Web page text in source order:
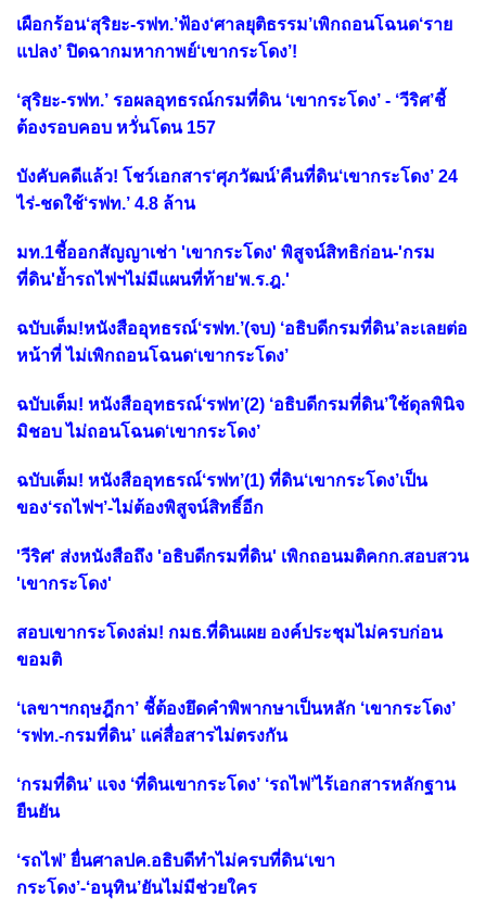
เผือกร้อน‘สุริยะ-รฟท.’ฟ้อง‘ศาลยุติธรรม’เพิกถอนโฉนด‘ราย
แปลง’ ปิดฉากมหากาพย์‘เขากระโดง’!
‘สุริยะ-รฟท.’ รอผลอุทธรณ์กรมที่ดิน ‘เขากระโดง’ - ‘วีริศ’ชี้
ต้องรอบคอบ หวั่นโดน 157
บังคับคดีแล้ว! โชว์เอกสาร‘ศุภวัฒน์’คืนที่ดิน‘เขากระโดง’ 24
ไร่-ชดใช้‘รฟท.’ 4.8 ล้าน
มท.1ชี้ออกสัญญาเช่า 'เขากระโดง' พิสูจน์สิทธิก่อน-'กรม
ที่ดิน'ย้ำรถไฟฯไม่มีแผนที่ท้าย'พ.ร.ฎ.'
ฉบับเต็ม!หนังสืออุทธรณ์‘รฟท.’(จบ) ‘อธิบดีกรมที่ดิน’ละเลยต่อ
หน้าที่ ไม่เพิกถอนโฉนด‘เขากระโดง’
ฉบับเต็ม! หนังสืออุทธรณ์‘รฟท’(2) ‘อธิบดีกรมที่ดิน’ใช้ดุลพินิจ
มิชอบ ไม่ถอนโฉนด‘เขากระโดง’
ฉบับเต็ม! หนังสืออุทธรณ์‘รฟท’(1) ที่ดิน‘เขากระโดง’เป็น
ของ‘รถไฟฯ’-ไม่ต้องพิสูจน์สิทธิ์อีก
'วีริศ' ส่งหนังสือถึง 'อธิบดีกรมที่ดิน' เพิกถอนมติคกก.สอบสวน
'เขากระโดง'
สอบเขากระโดงล่ม! กมธ.ที่ดินเผย องค์ประชุม​ไม่ครบก่อน
ขอมติ
‘เลขาฯกฤษฎีกา’ ชี้ต้องยึดคำพิพากษาเป็นหลัก ‘เขากระโดง’
‘รฟท.-กรมที่ดิน’ แค่สื่อสารไม่ตรงกัน
‘กรมที่ดิน’ แจง ‘ที่ดินเขากระโดง’ ‘รถไฟ’ไร้เอกสารหลักฐาน
ยืนยัน
‘รถไฟ’ ยื่นศาลปค.อธิบดีทำไม่ครบที่ดิน‘เขา
กระโดง’-‘อนุทิน’ยันไม่มีช่วยใคร